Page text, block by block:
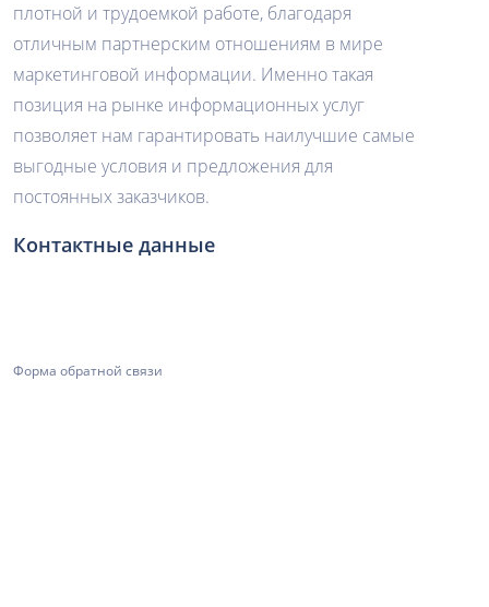
плотной и трудоемкой работе, благодаря
отличным партнерским отношениям в мире
маркетинговой информации. Именно такая
позиция на рынке информационных услуг
позволяет нам гарантировать наилучшие самые
выгодные условия и предложения для
постоянных заказчиков.
Контактные данные
Форма обратной связи